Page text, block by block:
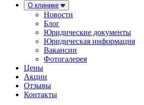
О клинике
Новости
Блог
Юридические документы
Юридическая информация
Вакансии
Фотогалерея
Цены
Акции
Отзывы
Контакты